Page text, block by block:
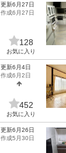
更新6月27日
作成6月27日
128
お気に入り
更新6月4日
作成6月2日
452
お気に入り
更新6月26日
作成5月30日